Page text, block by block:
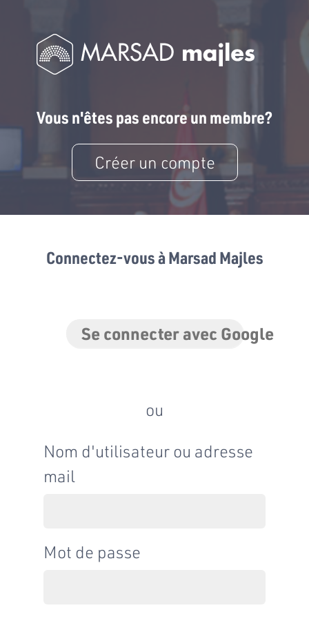
Vous n'êtes pas encore un membre?
Créer un compte
Connectez-vous à Marsad Majles
Se connecter avec Google
ou
Nom d'utilisateur ou adresse
mail
Mot de passe